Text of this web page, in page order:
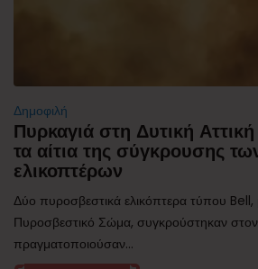
Δημοφιλή
Πυρκαγιά στη Δυτική
τα αίτια της σύγκρουσης
ελικοπτέρων
Δύο πυροσβεστικά ελικόπτερα τύπου
Πυροσβεστικό Σώμα, συγκρούστηκαν
πραγματοποιούσαν...